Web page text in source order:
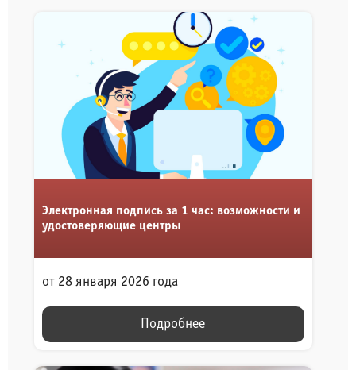
Электронная подпись за 1 час: возможности и
удостоверяющие центры
от 28 января 2026 года
Подробнее